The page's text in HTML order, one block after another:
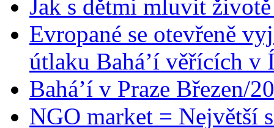
Jak s dětmi mluvit
Evropané se otevřeně
útlaku Bahá’í věřících v
Bahá’í v Praze Březen/
NGO market = Největší